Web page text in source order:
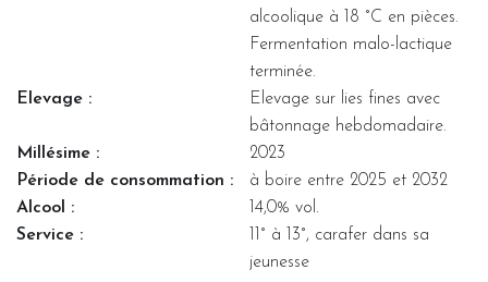
alcoolique à 18 °C en pièces.
Fermentation malo-lactique
terminée.
Elevage :
Elevage sur lies fines avec
bâtonnage hebdomadaire.
Millésime :
2023
Période de consommation :
à boire entre 2025 et 2032
Alcool :
14,0% vol.
Service :
11° à 13°, carafer dans sa
jeunesse